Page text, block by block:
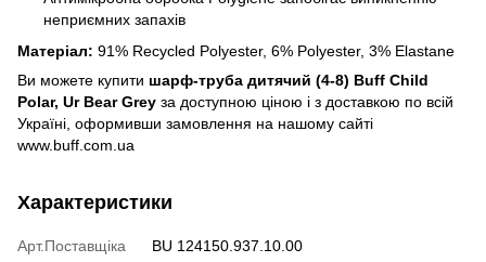
неприємних запахів
Матеріал: 91% Recycled Polyester, 6% Polyester, 3% Elastane
Ви можете купити шарф-труба дитячий (4-8) Buff Child
Polar, Ur Bear Grey за доступною ціною і з доставкою по всій
Україні, оформивши замовлення на нашому сайті
www.buff.com.ua
Характеристики
Арт.Поставщіка
BU 124150.937.10.00